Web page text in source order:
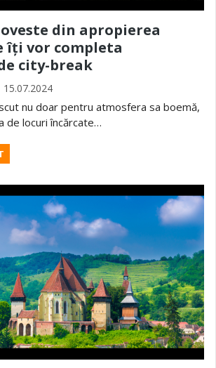
din apropierea
îți vor completa
city-break
15.07.2024
nu doar pentru atmosfera sa boemă,
de locuri încărcate…